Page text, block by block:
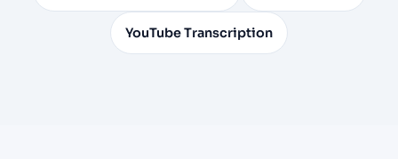
YouTube Transcription